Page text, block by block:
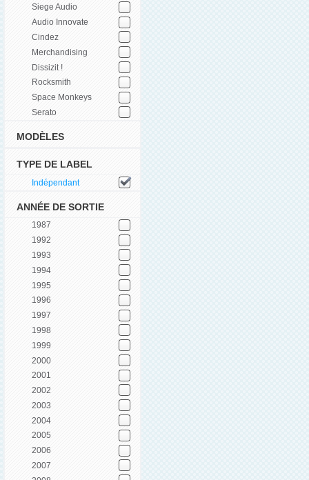
Siege Audio
Audio Innovate
Cindez
Merchandising
Dissizit !
Rocksmith
Space Monkeys
Serato
MODÈLES
TYPE DE LABEL
Indépendant
ANNÉE DE SORTIE
1987
1992
1993
1994
1995
1996
1997
1998
1999
2000
2001
2002
2003
2004
2005
2006
2007